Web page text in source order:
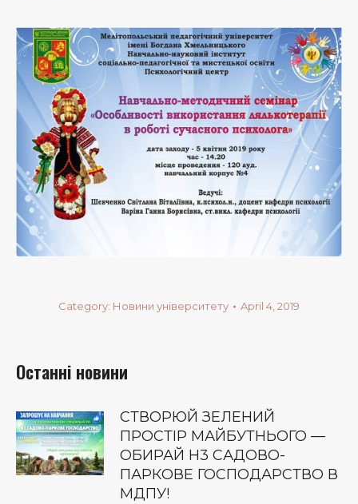
Category: Новини університету April 4, 2019
Останні новини
СТВОРЮЙ ЗЕЛЕНИЙ
ПРОСТІР МАЙБУТНЬОГО —
ОБИРАЙ Н3 САДОВО-
ПАРКОВЕ ГОСПОДАРСТВО В
МДПУ!